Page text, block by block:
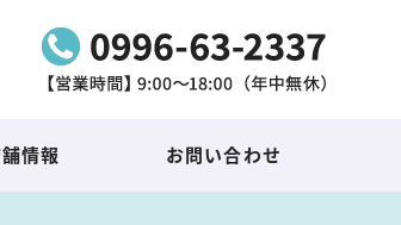
情報 お問い合わせ